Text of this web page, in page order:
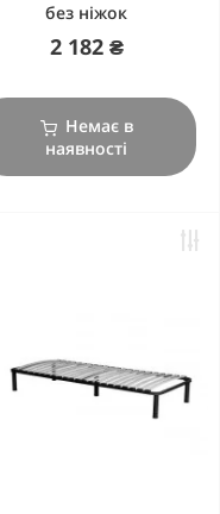
без ніжок
2 182 ₴
Немає в
наявності